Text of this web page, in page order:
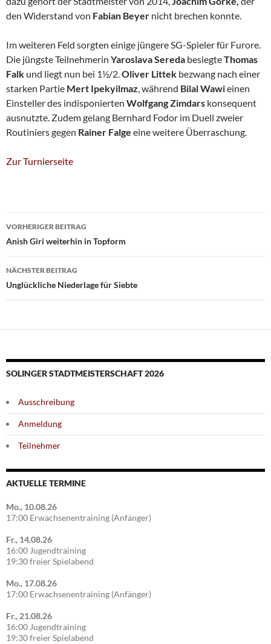
den Widerstand von Fabian Beyer nicht brechen konnte.
Im weiteren Feld sorgten einige jüngere SG-Spieler für Furore.
Die jüngste Teilnehmerin Yaroslava Sereda besiegteThomas
Falk und liegt nun bei 1½/2.Oliver Littek bezwang nach einer
starken Partie Mert Ipekyilmaz, während Bilal Wawieinen
Einsteller des indisponierten Wolfgang Zimdars konsequent
ausnutzte. Zudem gelang Bernhard Fodor im Duell zweier
Routiniers gegen Rainer Falge eine weitere Überraschung.
Zur Turnierseite
Beitragsnavigation
VORHERIGER BEITRAG
Anish Giri weiterhin in Topform
NÄCHSTER BEITRAG
Unglückliche Niederlage für Siebte
SOLINGER STADTMEISTERSCHAFT 2026
Ausschreibung
Anmeldung
Teilnehmer
AKTUELLE TERMINE
Mo., 10.08.26
17:00 Erwachsenentraining (Anfänger)
Fr., 14.08.26
16:00 Jugendtraining
19:30 freier Spielabend
Mo., 17.08.26
17:00 Erwachsenentraining (Anfänger)
Fr., 21.08.26
16:00 Jugendtraining
19:30 freier Spielabend